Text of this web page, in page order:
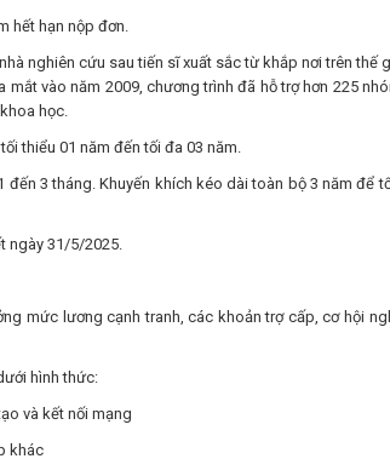
hết hạn nộp đơn.
nghiên cứu sau tiến sĩ xuất sắc từ khắp nơi trên thế
mắt vào năm 2009, chương trình đã hỗ trợ hơn 225
học.
thiểu 01 năm đến tối đa 03 năm.
3 tháng. Khuyến khích kéo dài toàn bộ 3 năm để
ngày 31/5/2025.
mức lương cạnh tranh, các khoản trợ cấp, cơ hội
hình thức:
và kết nối mạng
khác